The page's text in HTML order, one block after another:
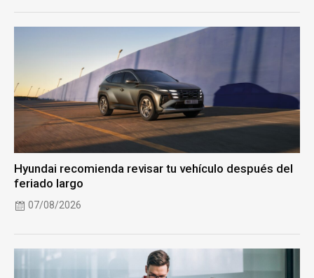
Hyundai recomienda revisar tu vehículo después del
feriado largo
07/08/2026